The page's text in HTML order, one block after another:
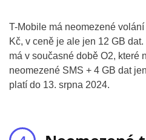
T-Mobile má neomezené
Kč, v ceně je ale jen 12 GB
má v současné době O2, které
neomezené SMS + 4 GB dat
platí do 13. srpna 2024.